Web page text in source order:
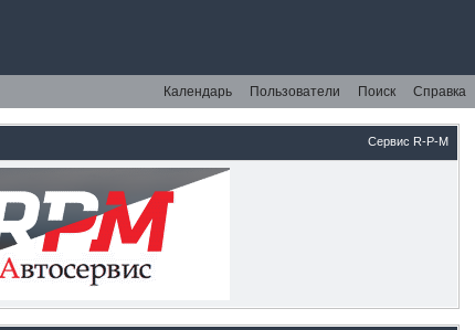
Календарь Пользователи Поиск Справка
Сервис R-P-M